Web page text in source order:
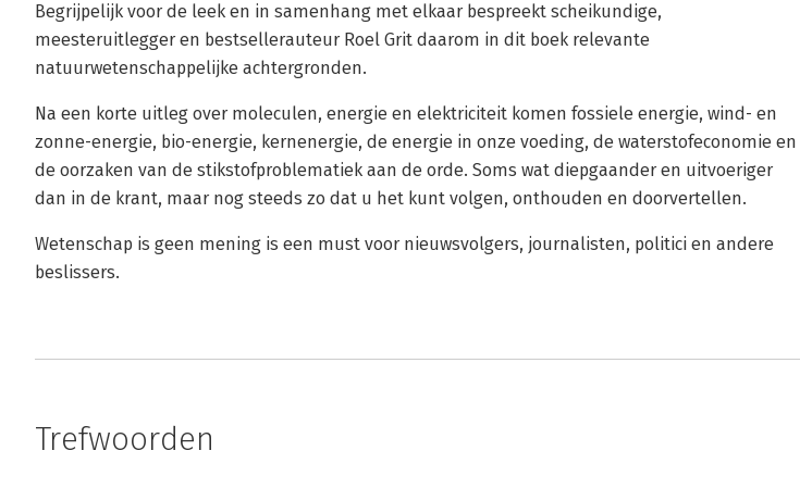
Begrijpelijk voor de leek en in samenhang met elkaar bespreekt scheikundige,
meesteruitlegger en bestsellerauteur Roel Grit daarom in dit boek relevante
natuurwetenschappelijke achtergronden.
Na een korte uitleg over moleculen, energie en elektriciteit komen fossiele energie, wind- en
zonne-energie, bio-energie, kernenergie, de energie in onze voeding, de waterstofeconomie en
de oorzaken van de stikstofproblematiek aan de orde. Soms wat diepgaander en uitvoeriger
dan in de krant, maar nog steeds zo dat u het kunt volgen, onthouden en doorvertellen.
Wetenschap is geen mening is een must voor nieuwsvolgers, journalisten, politici en andere
beslissers.
Trefwoorden